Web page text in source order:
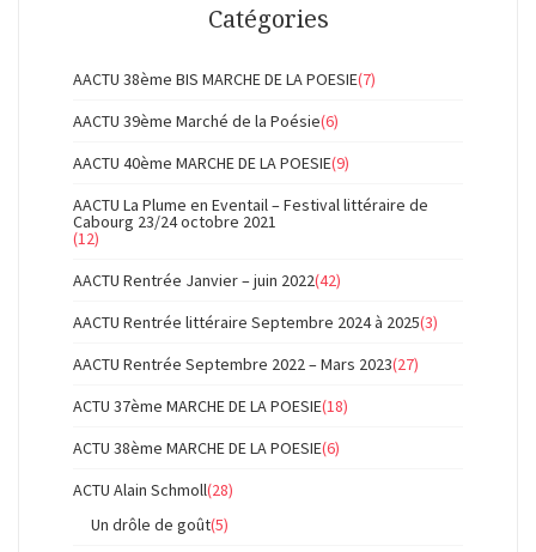
Catégories
AACTU 38ème BIS MARCHE DE LA POESIE(7)
AACTU 39ème Marché de la Poésie(6)
AACTU 40ème MARCHE DE LA POESIE(9)
AACTU La Plume en Eventail – Festival littéraire de
Cabourg 23/24 octobre 2021
(12)
AACTU Rentrée Janvier – juin 2022(42)
AACTU Rentrée littéraire Septembre 2024 à 2025(3)
AACTU Rentrée Septembre 2022 – Mars 2023(27)
ACTU 37ème MARCHE DE LA POESIE(18)
ACTU 38ème MARCHE DE LA POESIE(6)
ACTU Alain Schmoll(28)
Un drôle de goût(5)